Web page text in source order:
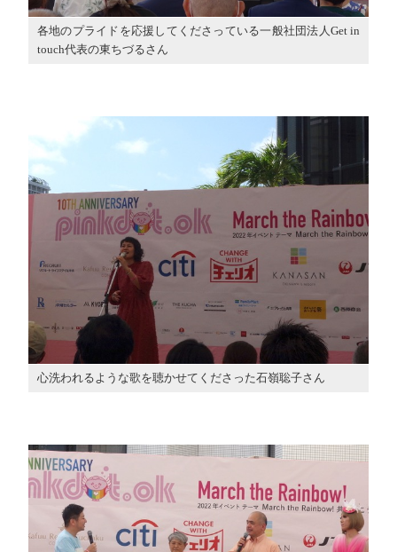
各地のプライドを応援してくださっている一般社団法人Get in
touch代表の東ちづるさん
心洗われるような歌を聴かせてくださった石嶺聡子さん